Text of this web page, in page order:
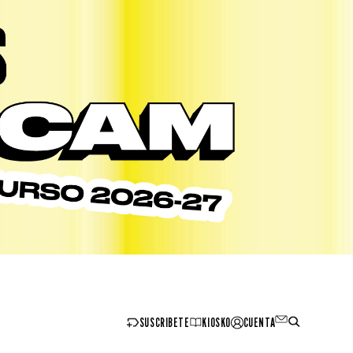
SUSCRIBETE KIOSKO CUENTA